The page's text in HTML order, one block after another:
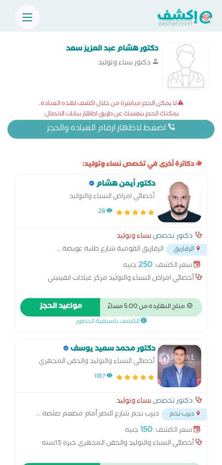
دكتور هشام عبد العزيز سعد
دكتور نساء وتوليد
لا يمكن الحجز مباشرة من خلال اكشف لهذه العيادة،
يمكنك الحجز بنفسك عن طريق اظهار بيانات الاتصال:
اضغط لاظهار ارقام العيادة والحجز
دكاترة أخرى في تخصص نساء وتوليد:
دكتور أيمن هشام
أخصائي امراض النساء والتوليد
28
دكتور تخصصنساء وتوليد
الزقازيق الزقازيق القومية شارع طلبة عويضة...
سعر الكشف:250جنيه
أخصائي امراض النساء والتوليد مركز عيادات انفينيتي
متاح النهاردة من 5:00 مساءً مواعيد الحجز
الكشف باسبقية الحضور
دكتور محمد سعيد يوسف
أخصائي النساء والتوليد والحقن المجهري
1187
دكتور تخصصنساء وتوليد
ديرب نجم ديرب نجم شارع النصر أمام مطعم صلصه...
سعر الكشف:150جنيه
أخصائي النساء والتوليد والحقن المجهري خبره 15سنه